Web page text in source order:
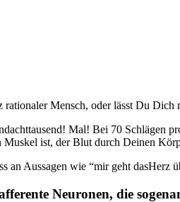
Mensch, oder lässt Du Dich
Mal! Bei 70 Schlägen
ist, der Blut durch Deinen
an Aussagen wie “mir geht
Neuronen, die